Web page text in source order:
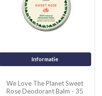
Informatie
We Love The Planet Sweet
Rose Deodorant Balm - 35